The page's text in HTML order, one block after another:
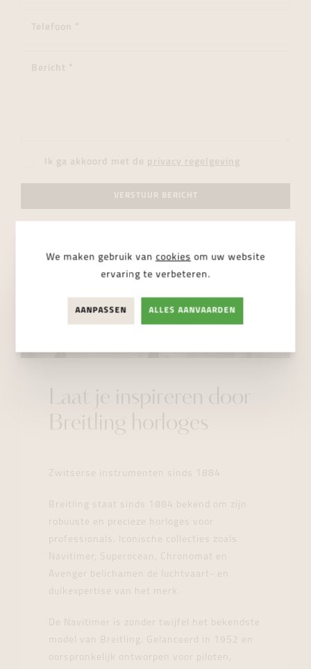
Ik ga akkoord met de privacy regelgeving
VERSTUUR BERICHT
Laat je inspireren door
Breitling horloges
Zwitserse instrumenten sinds 1884
Breitling staat sinds 1884 bekend om zijn
robuuste en precieze horloges voor
professionals. Iconische collecties zoals
Navitimer, Superocean, Chronomat en
Avenger belichamen de luchtvaart- en
duikexpertise van het merk.
De Navitimer is zonder twijfel het bekendste
model van Breitling. Gelanceerd in 1952 en
oorspronkelijk ontworpen voor piloten,
We maken gebruik van cookies om uw website
ervaring te verbeteren.
AANPASSEN ALLES AANVAARDEN